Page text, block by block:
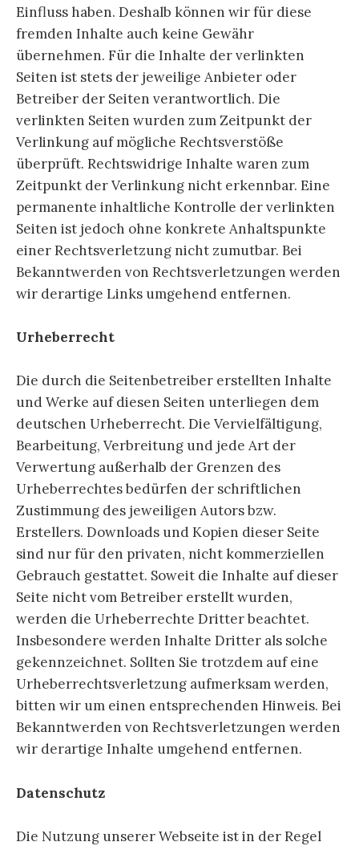
Einfluss haben. Deshalb können wir für diese
fremden Inhalte auch keine Gewähr
übernehmen. Für die Inhalte der verlinkten
Seiten ist stets der jeweilige Anbieter oder
Betreiber der Seiten verantwortlich. Die
verlinkten Seiten wurden zum Zeitpunkt der
Verlinkung auf mögliche Rechtsverstöße
überprüft. Rechtswidrige Inhalte waren zum
Zeitpunkt der Verlinkung nicht erkennbar. Eine
permanente inhaltliche Kontrolle der verlinkten
Seiten ist jedoch ohne konkrete Anhaltspunkte
einer Rechtsverletzung nicht zumutbar. Bei
Bekanntwerden von Rechtsverletzungen werden
wir derartige Links umgehend entfernen.
Urheberrecht
Die durch die Seitenbetreiber erstellten Inhalte
und Werke auf diesen Seiten unterliegen dem
deutschen Urheberrecht. Die Vervielfältigung,
Bearbeitung, Verbreitung und jede Art der
Verwertung außerhalb der Grenzen des
Urheberrechtes bedürfen der schriftlichen
Zustimmung des jeweiligen Autors bzw.
Erstellers. Downloads und Kopien dieser Seite
sind nur für den privaten, nicht kommerziellen
Gebrauch gestattet. Soweit die Inhalte auf dieser
Seite nicht vom Betreiber erstellt wurden,
werden die Urheberrechte Dritter beachtet.
Insbesondere werden Inhalte Dritter als solche
gekennzeichnet. Sollten Sie trotzdem auf eine
Urheberrechtsverletzung aufmerksam werden,
bitten wir um einen entsprechenden Hinweis. Bei
Bekanntwerden von Rechtsverletzungen werden
wir derartige Inhalte umgehend entfernen.
Datenschutz
Die Nutzung unserer Webseite ist in der Regel